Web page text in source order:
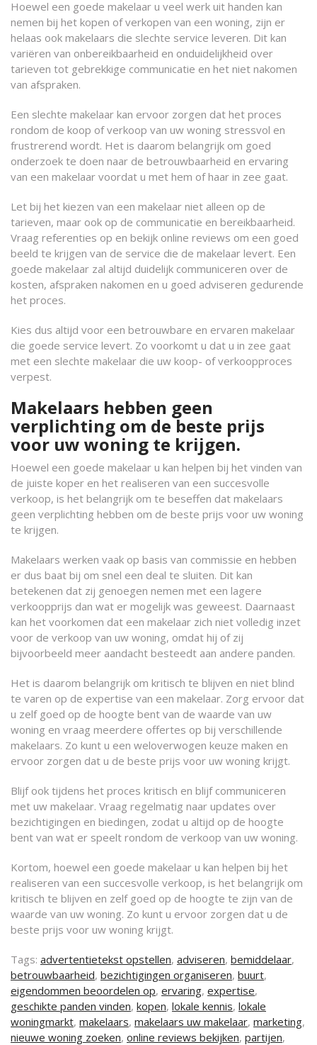
Hoewel een goede makelaar u veel werk uit handen kan
nemen bij het kopen of verkopen van een woning, zijn er
helaas ook makelaars die slechte service leveren. Dit kan
variëren van onbereikbaarheid en onduidelijkheid over
tarieven tot gebrekkige communicatie en het niet nakomen
van afspraken.
Een slechte makelaar kan ervoor zorgen dat het proces
rondom de koop of verkoop van uw woning stressvol en
frustrerend wordt. Het is daarom belangrijk om goed
onderzoek te doen naar de betrouwbaarheid en ervaring
van een makelaar voordat u met hem of haar in zee gaat.
Let bij het kiezen van een makelaar niet alleen op de
tarieven, maar ook op de communicatie en bereikbaarheid.
Vraag referenties op en bekijk online reviews om een goed
beeld te krijgen van de service die de makelaar levert. Een
goede makelaar zal altijd duidelijk communiceren over de
kosten, afspraken nakomen en u goed adviseren gedurende
het proces.
Kies dus altijd voor een betrouwbare en ervaren makelaar
die goede service levert. Zo voorkomt u dat u in zee gaat
met een slechte makelaar die uw koop- of verkoopproces
verpest.
Makelaars hebben geen
verplichting om de beste prijs
voor uw woning te krijgen.
Hoewel een goede makelaar u kan helpen bij het vinden van
de juiste koper en het realiseren van een succesvolle
verkoop, is het belangrijk om te beseffen dat makelaars
geen verplichting hebben om de beste prijs voor uw woning
te krijgen.
Makelaars werken vaak op basis van commissie en hebben
er dus baat bij om snel een deal te sluiten. Dit kan
betekenen dat zij genoegen nemen met een lagere
verkoopprijs dan wat er mogelijk was geweest. Daarnaast
kan het voorkomen dat een makelaar zich niet volledig inzet
voor de verkoop van uw woning, omdat hij of zij
bijvoorbeeld meer aandacht besteedt aan andere panden.
Het is daarom belangrijk om kritisch te blijven en niet blind
te varen op de expertise van een makelaar. Zorg ervoor dat
u zelf goed op de hoogte bent van de waarde van uw
woning en vraag meerdere offertes op bij verschillende
makelaars. Zo kunt u een weloverwogen keuze maken en
ervoor zorgen dat u de beste prijs voor uw woning krijgt.
Blijf ook tijdens het proces kritisch en blijf communiceren
met uw makelaar. Vraag regelmatig naar updates over
bezichtigingen en biedingen, zodat u altijd op de hoogte
bent van wat er speelt rondom de verkoop van uw woning.
Kortom, hoewel een goede makelaar u kan helpen bij het
realiseren van een succesvolle verkoop, is het belangrijk om
kritisch te blijven en zelf goed op de hoogte te zijn van de
waarde van uw woning. Zo kunt u ervoor zorgen dat u de
beste prijs voor uw woning krijgt.
Tags: advertentietekst opstellen, adviseren, bemiddelaar,
betrouwbaarheid, bezichtigingen organiseren, buurt,
eigendommen beoordelen op, ervaring, expertise,
geschikte panden vinden, kopen, lokale kennis, lokale
woningmarkt, makelaars, makelaars uw makelaar, marketing,
nieuwe woning zoeken, online reviews bekijken, partijen,